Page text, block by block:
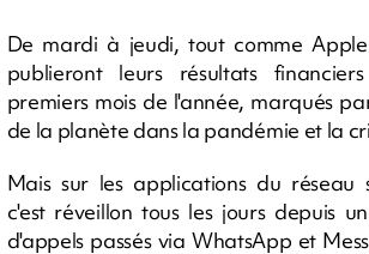
De mardi à jeudi, tout comme
publieront leurs résultats
premiers mois de l'année, marqués
de la planète dans la pandémie et la
Mais sur les applications du réseau
c'est réveillon tous les jours depuis
d'appels passés via WhatsApp et